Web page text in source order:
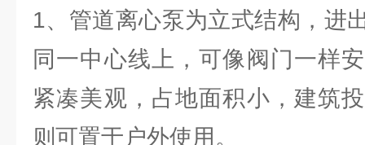
1、管道离心泵为立式结构，进
同一中心线上，可像阀门一样
紧凑美观，占地面积小，建筑
则可置于户外使用。